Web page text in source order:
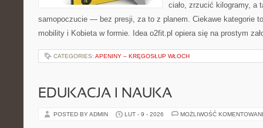
ciało, zrzucić kilogramy, a
samopoczucie — bez presji, za to z planem. Ciekawe kategorie
mobility i Kobieta w formie. Idea o2fit.pl opiera się na prostym
CATEGORIES: APENINY – KRĘGOSŁUP WŁOCH
EDUKACJA I NAUKA
POSTED BY ADMIN LUT - 9 - 2026 MOŻLIWOŚĆ